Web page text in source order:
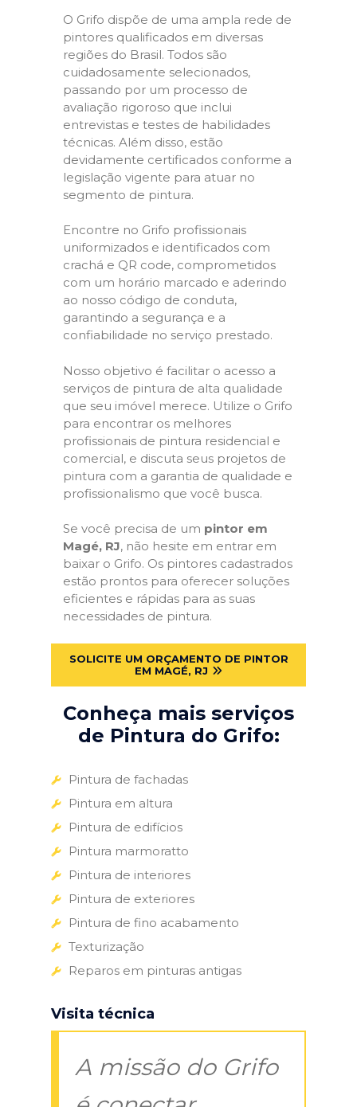
O Grifo dispõe de uma ampla rede de
pintores qualificados em diversas
regiões do Brasil. Todos são
cuidadosamente selecionados,
passando por um processo de
avaliação rigoroso que inclui
entrevistas e testes de habilidades
técnicas. Além disso, estão
devidamente certificados conforme a
legislação vigente para atuar no
segmento de pintura.
Encontre no Grifo profissionais
uniformizados e identificados com
crachá e QR code, comprometidos
com um horário marcado e aderindo
ao nosso código de conduta,
garantindo a segurança e a
confiabilidade no serviço prestado.
Nosso objetivo é facilitar o acesso a
serviços de pintura de alta qualidade
que seu imóvel merece. Utilize o Grifo
para encontrar os melhores
profissionais de pintura residencial e
comercial, e discuta seus projetos de
pintura com a garantia de qualidade e
profissionalismo que você busca.
Se você precisa de um pintor em
Magé, RJ, não hesite em entrar em
baixar o Grifo. Os pintores cadastrados
estão prontos para oferecer soluções
eficientes e rápidas para as suas
necessidades de pintura.
SOLICITE UM ORÇAMENTO DE PINTOR
EM MAGÉ, RJ
Conheça mais serviços
de Pintura do Grifo:
Pintura de fachadas
Pintura em altura
Pintura de edifícios
Pintura marmoratto
Pintura de interiores
Pintura de exteriores
Pintura de fino acabamento
Texturização
Reparos em pinturas antigas
Visita técnica
A missão do Grifo